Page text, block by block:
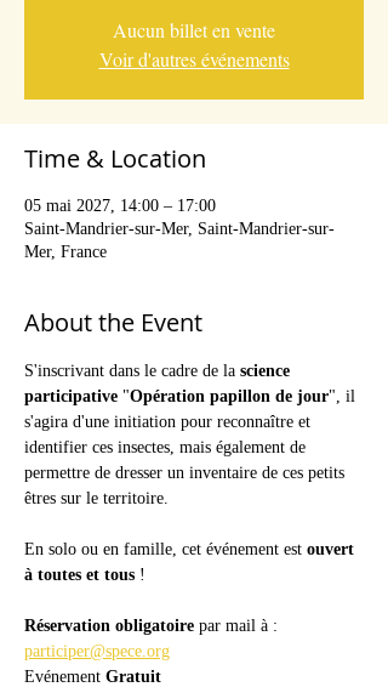
Aucun billet en vente
Voir d'autres événements
Time & Location
05 mai 2027, 14:00 – 17:00
Saint-Mandrier-sur-Mer, Saint-Mandrier-sur-
Mer, France
About the Event
S'inscrivant dans le cadre de la science
participative "Opération papillon de jour", il
s'agira d'une initiation pour reconnaître et
identifier ces insectes, mais également de
permettre de dresser un inventaire de ces petits
êtres sur le territoire.
En solo ou en famille, cet événement est ouvert
à toutes et tous !
Réservation obligatoire par mail à :
participer@spece.org
Evénement Gratuit